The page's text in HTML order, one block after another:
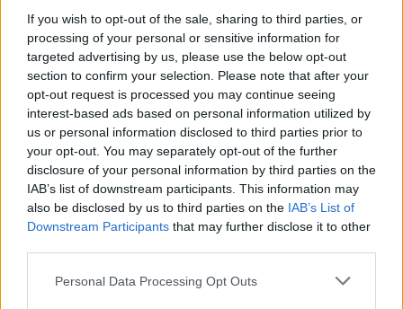
If you wish to opt-out of the sale, sharing to third parties, or
processing of your personal or sensitive information for
targeted advertising by us, please use the below opt-out
section to confirm your selection. Please note that after your
opt-out request is processed you may continue seeing
interest-based ads based on personal information utilized by
us or personal information disclosed to third parties prior to
your opt-out. You may separately opt-out of the further
disclosure of your personal information by third parties on the
IAB’s list of downstream participants. This information may
also be disclosed by us to third parties on the IAB’s List of
Downstream Participants that may further disclose it to other
Please note that this website/app uses one or more Google
Personal Data Processing Opt Outs
Kristen Stewart eddig nem volt az a típus, akit
különösebben izgatott volna a lesifotósok jelenléte
Úgy tűnik, most elszakadt a cérna, egy
parkolóházban várták a lesifotósok, de ezúttal nem
hagyta szó nélkül a jelenlétüket a színésznő.
Többször bemutatott a paprazzóknak, és néhány
Kristen Stewart a Robert Pattinsonnal történt